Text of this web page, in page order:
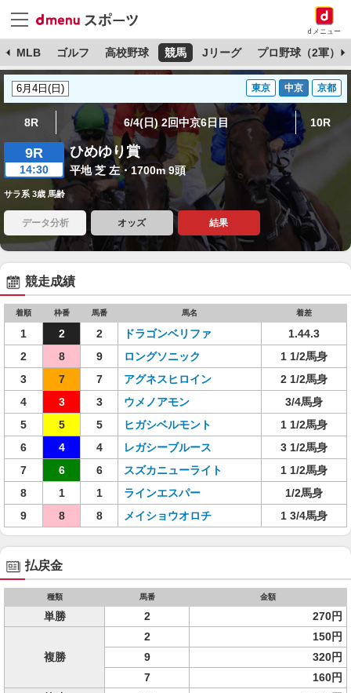
dメニュー
MLB ゴルフ 高校野球 競馬 Jリーグ プロ野球（2軍）
東京 中京 京都
8R 6/4(日) 2回中京6日目 10R
9R
14:30
ひめゆり賞
平地 芝 左・1700m 9頭
サラ系 3歳 馬齢
データ分析 オッズ 結果
競走成績
着順 枠番 馬番 馬名 着差
1 2 2 ドラゴンベリファ
1.44.3
2
8 9 ロングソニック
1 1/2馬身
3
7 7 アグネスヒロイン
2 1/2馬身
4
3 3 ウメノアモン
3/4馬身
5
5 5 ヒガシベルモント
1 1/2馬身
6
4 4 レガシーブルース
3 1/2馬身
7
6 6 スズカニューライト
1 1/2馬身
8
1 1 ラインエスパー
1/2馬身
9
8 8 メイショウオロチ 1 3/4馬身
払戻金
種類 馬番 金額
単勝 2 270円
複勝
2
150円
9
320円
7
160円